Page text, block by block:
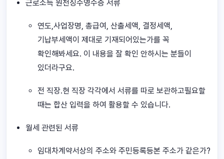
근로소득 원천징수영수증 서류
연도,사업장명, 총급여, 산출세액, 결정세액,
기납부세액이 제대로 기재되어있는가를 꼭
확인해봐세요. 이 내용을 잘 확인 안하시는 분들이
있더라구요.
전 직장.현 직장 각각에서 서류를 따로 보관하고필요할
때는 합산 입력을 하여 활용할 수 있습니다.
월세 관련된 서류
임대차계약서상의 주소와 주민등록등본 주소가 같은가?